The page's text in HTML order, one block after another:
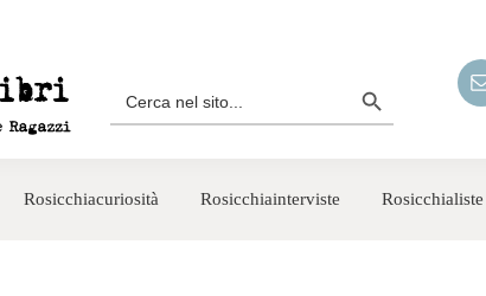
Search
for:
Rosicchiacuriosità Rosicchiainterviste Rosicchialiste